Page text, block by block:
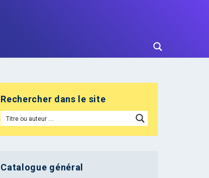
Rechercher dans le site
Catalogue général